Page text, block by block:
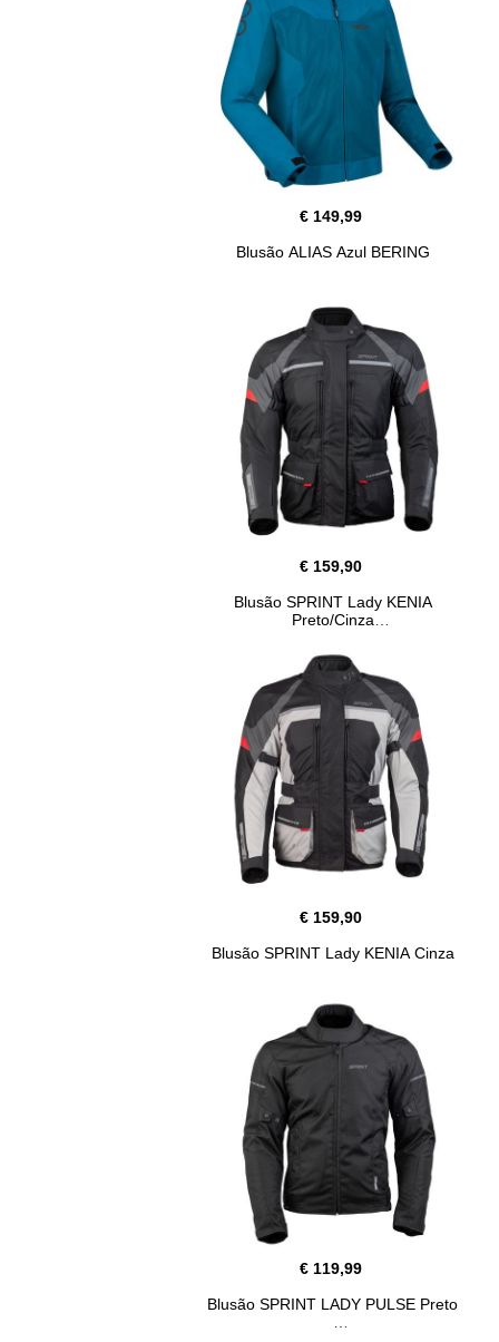
€ 149,99
Blusão ALIAS Azul BERING
€ 159,90
Blusão SPRINT Lady KENIA
Preto/Cinza
€ 159,90
Blusão SPRINT Lady KENIA Cinza
€ 119,99
Blusão SPRINT LADY PULSE Preto